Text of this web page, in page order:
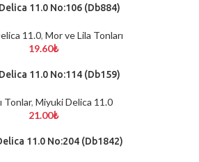
11.0 No:106 (Db884)
11.0, Mor ve Lila Tonları
19.60₺
11.0 No:114 (Db159)
Tonlar, Miyuki Delica 11.0
21.00₺
11.0 No:204 (Db1842)